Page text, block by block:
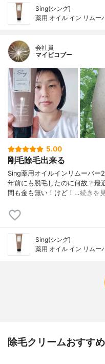
Sing(シング)
薬用 オイル イン リムー
会社員
マイピコブー
5.00
剛毛除毛出来る
Sing薬用オイルインリムーバ
年前にも脱毛したのに何故？最
間も金も無い！けど！…続きを
Sing(シング)
薬用 オイル イン リムー
除毛クリームおすす